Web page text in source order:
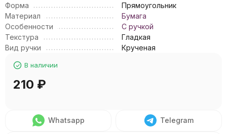
Форма
Прямоугольник
Материал
Бумага
Особенности
С ручкой
Текстура
Гладкая
Вид ручки
Крученая
В наличии
210 ₽
Whatsapp Telegram